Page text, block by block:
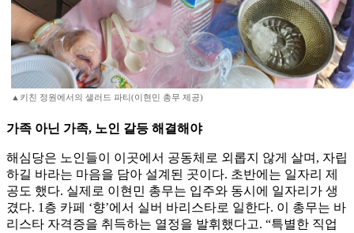
▲키친 정원에서의 샐러드 파티(이현민 총무 제공)
가족 아닌 가족, 노인 갈등 해결해야
해심당은 노인들이 이곳에서 공동체로 외롭지 않게 살며, 자립
하길 바라는 마음을 담아 설계된 곳이다. 초반에는 일자리 제
공도 했다. 실제로 이현민 총무는 입주와 동시에 일자리가 생
겼다. 1층 카페 ‘향’에서 실버 바리스타로 일한다. 이 총무는 바
리스타 자격증을 취득하는 열정을 발휘했다고. “특별한 직업